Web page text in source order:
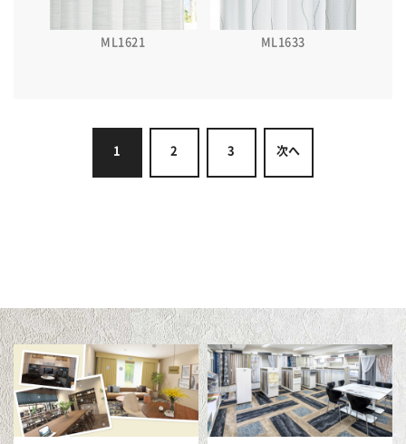
ML1621 ML1633
1 2 3 次へ